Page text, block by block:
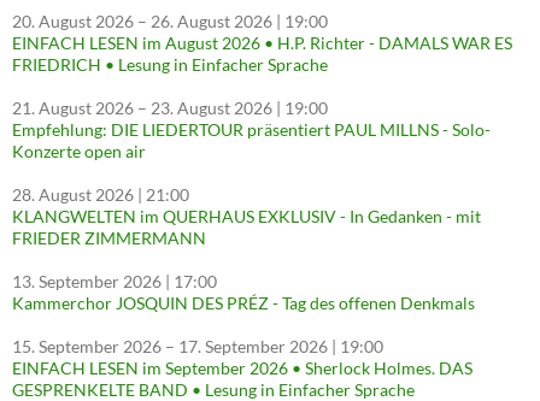
20. August 2026 – 26. August 2026 | 19:00
EINFACH LESEN im August 2026 • H.P. Richter - DAMALS WAR ES
FRIEDRICH • Lesung in Einfacher Sprache
21. August 2026 – 23. August 2026 | 19:00
Empfehlung: DIE LIEDERTOUR präsentiert PAUL MILLNS - Solo-
Konzerte open air
28. August 2026 | 21:00
KLANGWELTEN im QUERHAUS EXKLUSIV - In Gedanken - mit
FRIEDER ZIMMERMANN
13. September 2026 | 17:00
Kammerchor JOSQUIN DES PRÉZ - Tag des offenen Denkmals
15. September 2026 – 17. September 2026 | 19:00
EINFACH LESEN im September 2026 • Sherlock Holmes. DAS
GESPRENKELTE BAND • Lesung in Einfacher Sprache